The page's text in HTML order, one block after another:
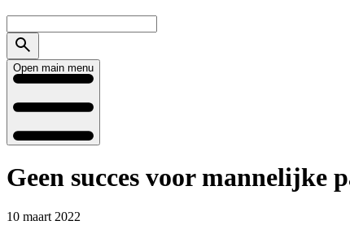
Open main menu
Geen succes voor mannelijke
10 maart 2022